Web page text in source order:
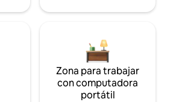
Zona para trabajar
con computadora
portátil